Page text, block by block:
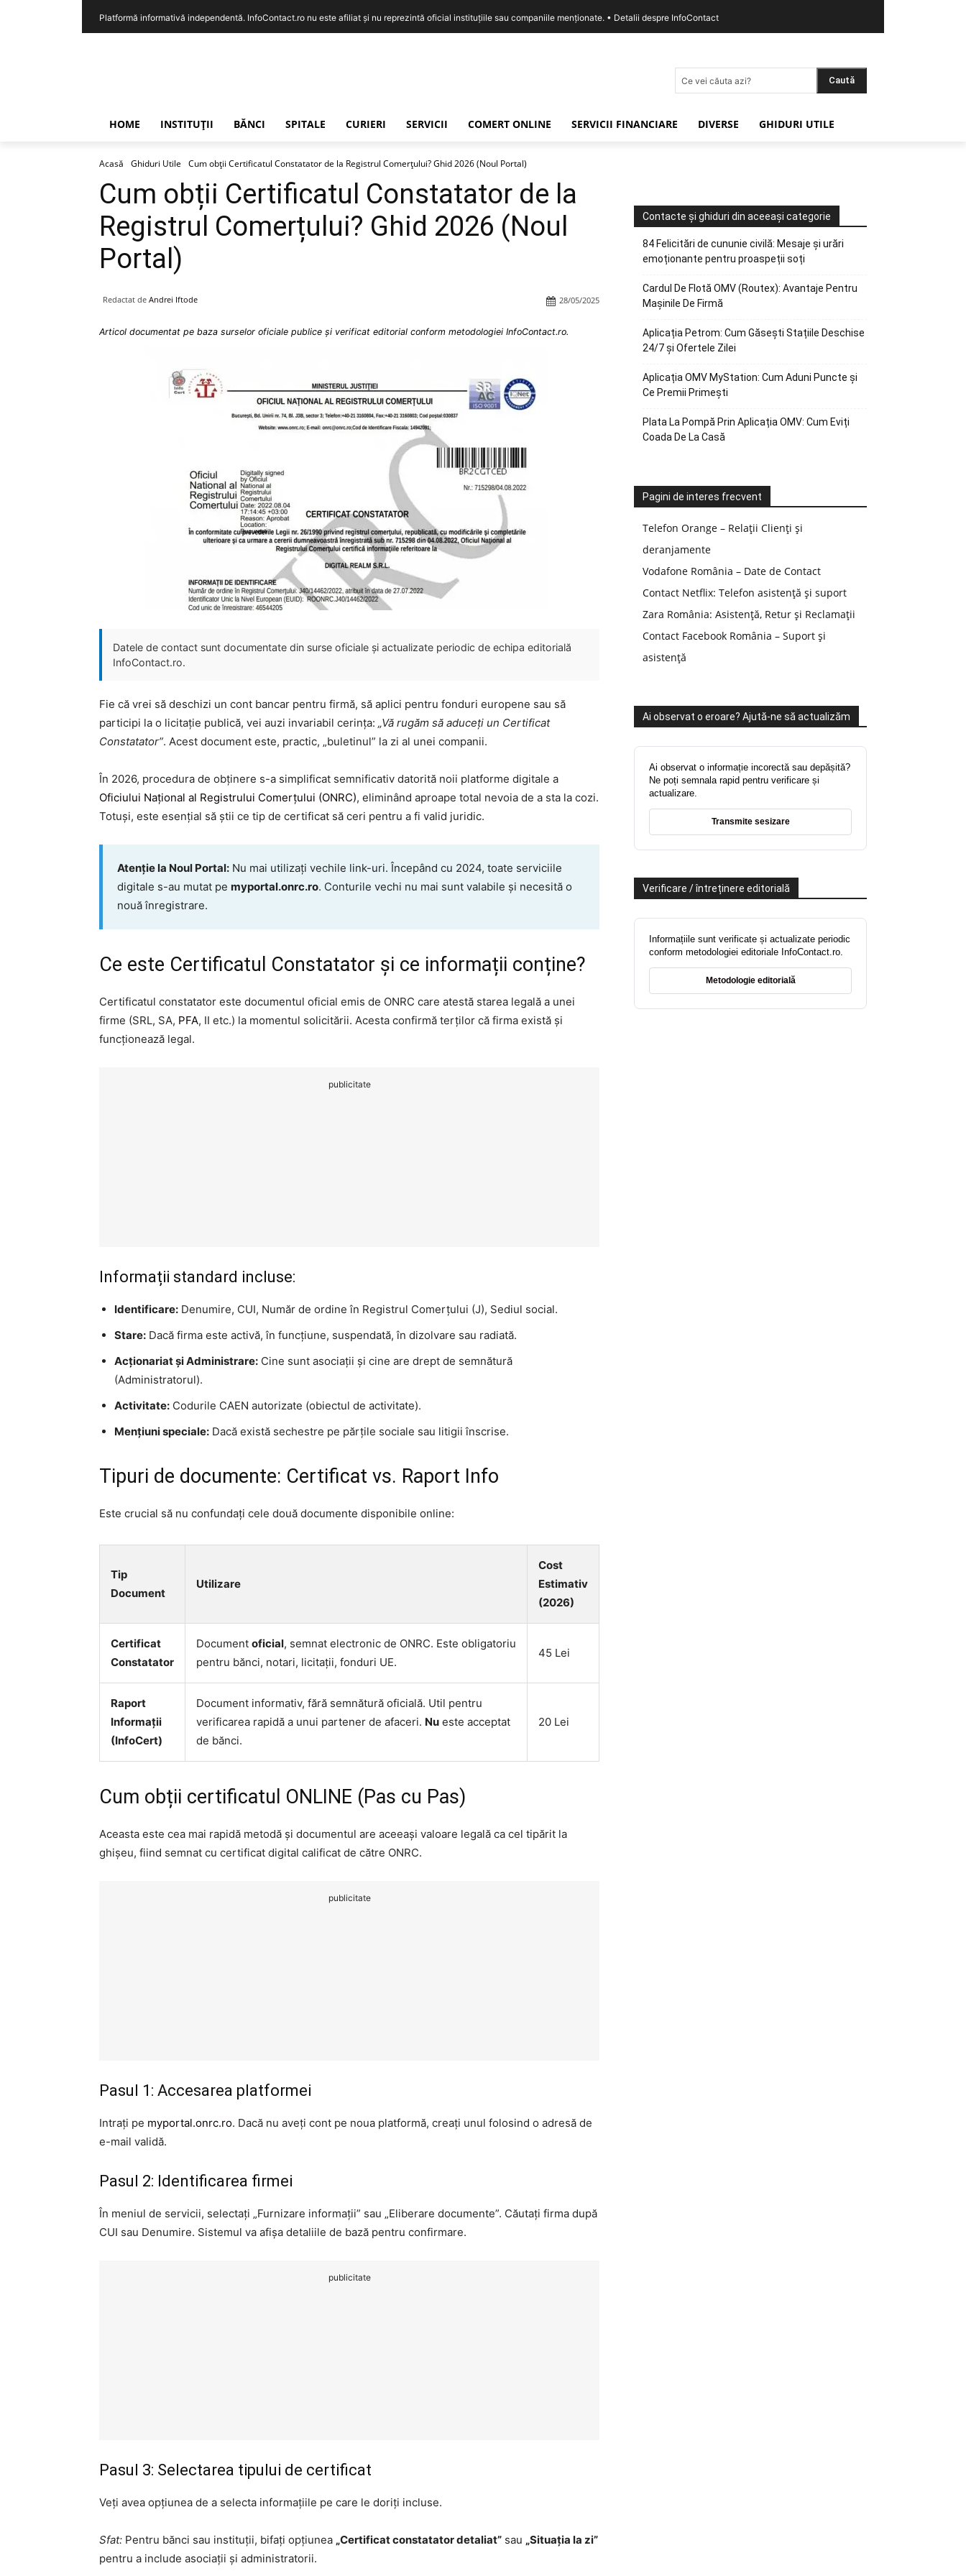
Platformă informativă independentă. InfoContact.ro nu este afiliat și nu reprezintă oficial instituțiile sau companiile menționate. • Detalii despre InfoContact
Ce vei căuta azi? Caută
HOME INSTITUȚII BĂNCI SPITALE CURIERI SERVICII COMERT ONLINE SERVICII FINANCIARE DIVERSE GHIDURI UTILE
Acasă Ghiduri Utile Cum obții Certificatul Constatator de la Registrul Comerțului? Ghid 2026 (Noul Portal)
Cum obții Certificatul Constatator de la
Registrul Comerțului? Ghid 2026 (Noul
Portal)
Redactat de Andrei Iftode 28/05/2025
Articol documentat pe baza surselor oficiale publice și verificat editorial conform metodologiei InfoContact.ro.
Datele de contact sunt documentate din surse oficiale și actualizate periodic de echipa editorială
InfoContact.ro.
Fie că vrei să deschizi un cont bancar pentru firmă, să aplici pentru fonduri europene sau să
participi la o licitație publică, vei auzi invariabil cerința: „Vă rugăm să aduceți un Certificat
Constatator”. Acest document este, practic, „buletinul” la zi al unei companii.
În 2026, procedura de obținere s-a simplificat semnificativ datorită noii platforme digitale a
Oficiului Național al Registrului Comerțului (ONRC), eliminând aproape total nevoia de a sta la cozi.
Totuși, este esențial să știi ce tip de certificat să ceri pentru a fi valid juridic.
Atenție la Noul Portal: Nu mai utilizați vechile link-uri. Începând cu 2024, toate serviciile
digitale s-au mutat pe myportal.onrc.ro. Conturile vechi nu mai sunt valabile și necesită o
nouă înregistrare.
Ce este Certificatul Constatator și ce informații conține?
Certificatul constatator este documentul oficial emis de ONRC care atestă starea legală a unei
firme (SRL, SA, PFA, II etc.) la momentul solicitării. Acesta confirmă terților că firma există și
funcționează legal.
publicitate
Informații standard incluse:
Identificare: Denumire, CUI, Număr de ordine în Registrul Comerțului (J), Sediul social.
Stare: Dacă firma este activă, în funcțiune, suspendată, în dizolvare sau radiată.
Acționariat și Administrare: Cine sunt asociații și cine are drept de semnătură
(Administratorul).
Activitate: Codurile CAEN autorizate (obiectul de activitate).
Mențiuni speciale: Dacă există sechestre pe părțile sociale sau litigii înscrise.
Tipuri de documente: Certificat vs. Raport Info
Este crucial să nu confundați cele două documente disponibile online:
Tip
Document
Utilizare
Cost
Estimativ
(2026)
Certificat
Constatator
Document oficial, semnat electronic de ONRC. Este obligatoriu
pentru bănci, notari, licitații, fonduri UE.
45 Lei
Raport
Informații
(InfoCert)
Document informativ, fără semnătură oficială. Util pentru
verificarea rapidă a unui partener de afaceri. Nu este acceptat
de bănci.
20 Lei
Cum obții certificatul ONLINE (Pas cu Pas)
Aceasta este cea mai rapidă metodă și documentul are aceeași valoare legală ca cel tipărit la
ghișeu, fiind semnat cu certificat digital calificat de către ONRC.
publicitate
Pasul 1: Accesarea platformei
Intrați pe myportal.onrc.ro. Dacă nu aveți cont pe noua platformă, creați unul folosind o adresă de
e-mail validă.
Pasul 2: Identificarea firmei
În meniul de servicii, selectați „Furnizare informații” sau „Eliberare documente”. Căutați firma după
CUI sau Denumire. Sistemul va afișa detaliile de bază pentru confirmare.
publicitate
Pasul 3: Selectarea tipului de certificat
Veți avea opțiunea de a selecta informațiile pe care le doriți incluse.
Sfat: Pentru bănci sau instituții, bifați opțiunea „Certificat constatator detaliat” sau „Situația la zi”
pentru a include asociații și administratorii.
Contacte și ghiduri din aceeași categorie
84 Felicitări de cununie civilă: Mesaje și urări
emoționante pentru proaspeții soți
Cardul De Flotă OMV (Routex): Avantaje Pentru
Mașinile De Firmă
Aplicația Petrom: Cum Găsești Stațiile Deschise
24/7 și Ofertele Zilei
Aplicația OMV MyStation: Cum Aduni Puncte și
Ce Premii Primești
Plata La Pompă Prin Aplicația OMV: Cum Eviți
Coada De La Casă
Pagini de interes frecvent
Telefon Orange – Relații Clienți și
deranjamente
Vodafone România – Date de Contact
Contact Netflix: Telefon asistență și suport
Zara România: Asistență, Retur și Reclamații
Contact Facebook România – Suport și
asistență
Ai observat o eroare? Ajută-ne să actualizăm
Ai observat o informație incorectă sau depășită?
Ne poți semnala rapid pentru verificare și
actualizare.
Transmite sesizare
Verificare / întreținere editorială
Informațiile sunt verificate și actualizate periodic
conform metodologiei editoriale InfoContact.ro.
Metodologie editorială